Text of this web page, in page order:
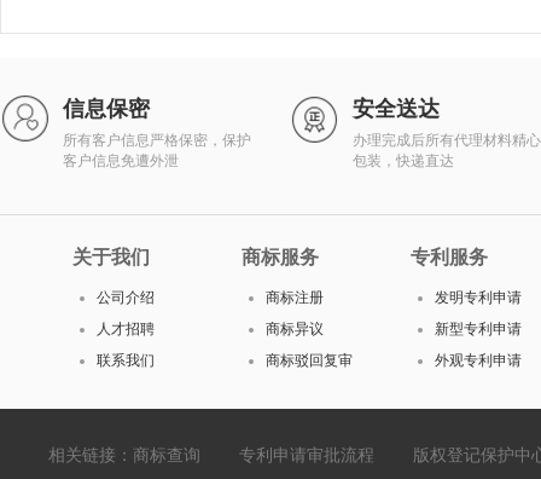
信息保密
所有客户信息严格保密，保护
客户信息免遭外泄
安全送达
办理完成后所有代理材料精心
包装，快递直达
关于我们
公司介绍
人才招聘
联系我们
商标服务
商标注册
商标异议
商标驳回复审
专利服务
发明专利申请
新型专利申请
外观专利申请
相关链接： 商标查询 专利申请审批流程
版权登记保护中